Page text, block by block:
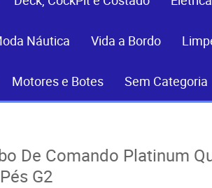
Náutica Vida a Bordo
Motores e Botes Sem Categoria
De Comando Platinum
G2